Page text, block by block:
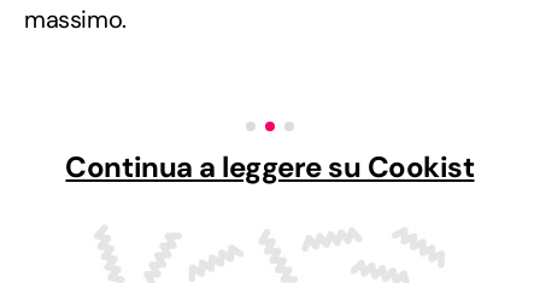
massimo.
Continua a leggere su Cookist